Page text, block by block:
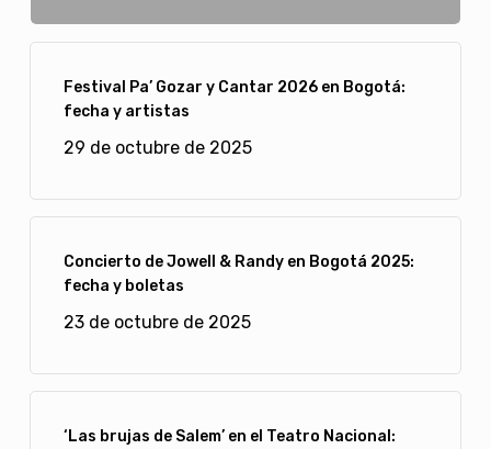
Festival Pa’ Gozar y Cantar 2026 en Bogotá:
fecha y artistas
29 de octubre de 2025
Concierto de Jowell & Randy en Bogotá 2025:
fecha y boletas
23 de octubre de 2025
‘Las brujas de Salem’ en el Teatro Nacional: